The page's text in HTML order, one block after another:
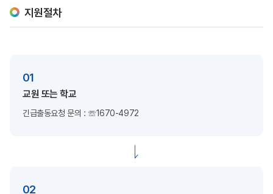
지원절차
01
교원 또는 학교
긴급출동요청 문의 : ☏1670-4972
02